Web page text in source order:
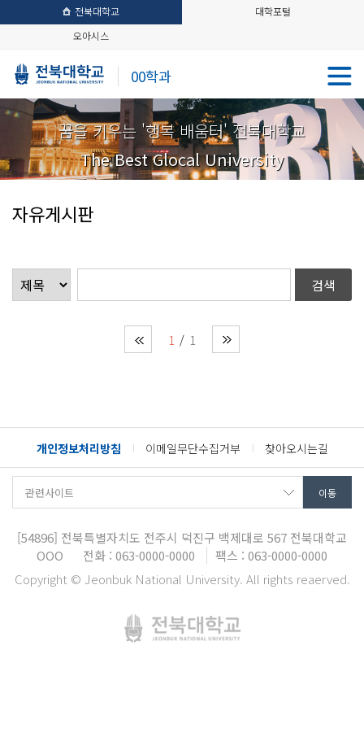
전북대학교
대학포털
오아시스
00학과
꿈을 키우는 '행복 배움터' 전북대학교
The Best Glocal University
자유게시판
1 1
개인정보처리방침 이메일무단수집거부 찾아오시는길
[54896] 전북특별자치도 전주시 덕진구 백제대로 567 전북대학교
OOO
전화 : 063-0000-0000
팩스 : 063-0000-0000
Copyright © Jeonbuk National University. All rights reaerved.